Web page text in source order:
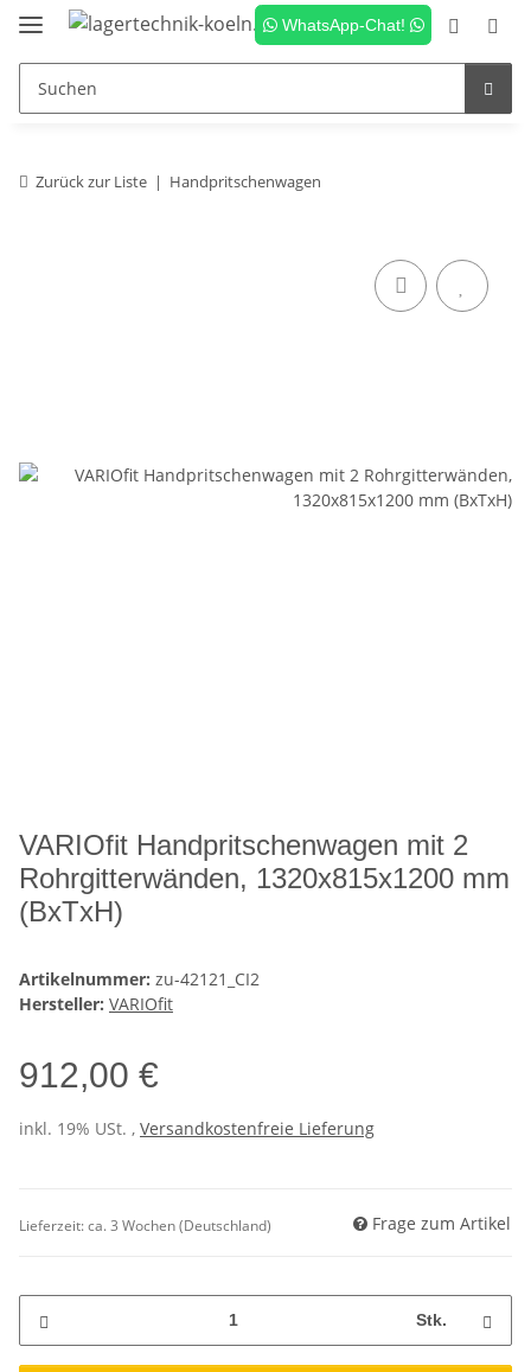
WhatsApp-Chat!
Zurück zur Liste Handpritschenwagen
VARIOfit Handpritschenwagen mit 2
Rohrgitterwänden, 1320x815x1200 mm
(BxTxH)
Artikelnummer: zu-42121_CI2
Hersteller: VARIOfit
912,00 €
inkl. 19% USt. , Versandkostenfreie Lieferung
Lieferzeit:ca. 3 Wochen(Deutschland) Frage zum Artikel
Stk.